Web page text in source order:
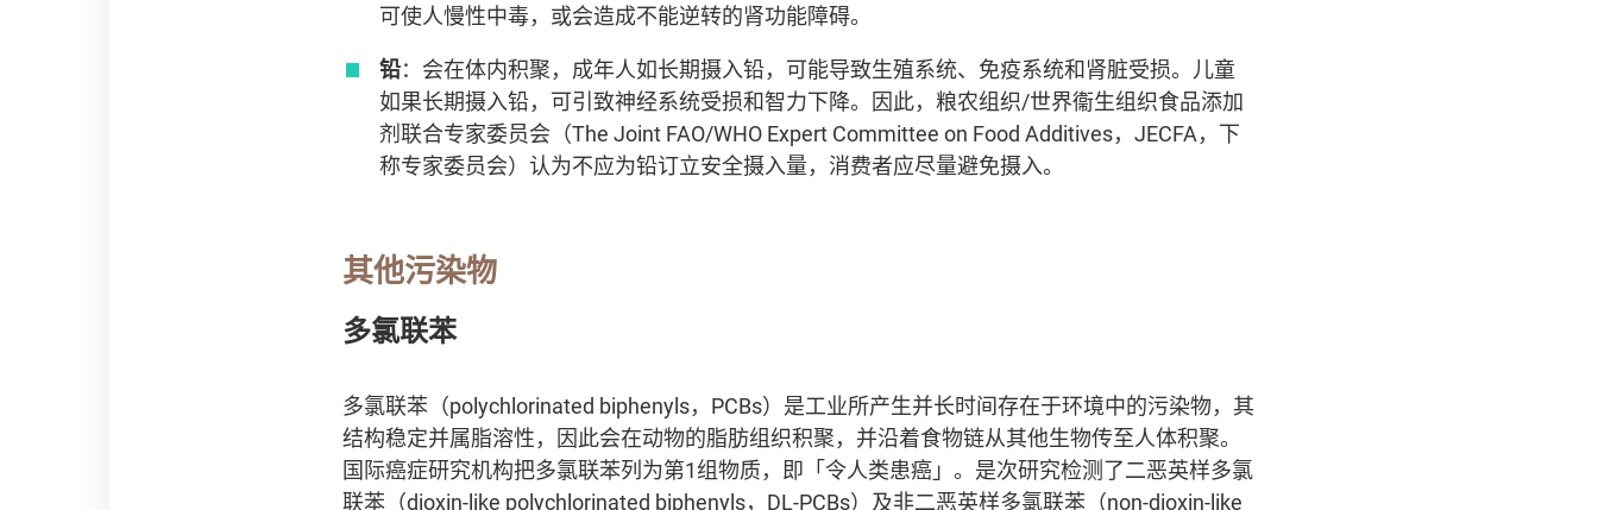
可使人慢性中毒，或会造成不能逆转的肾功能障碍。
铅：会在体内积聚，成年人如长期摄入铅，可能导致生殖系统、免疫系统和肾脏受损。儿童
如果长期摄入铅，可引致神经系统受损和智力下降。因此，粮农组织/世界衞生组织食品添加
剂联合专家委员会（The Joint FAO/WHO Expert Committee on Food Additives，JECFA，下
称专家委员会）认为不应为铅订立安全摄入量，消费者应尽量避免摄入。
其他污染物
多氯联苯
多氯联苯（polychlorinated biphenyls，PCBs）是工业所产生并长时间存在于环境中的污染物，其
结构稳定并属脂溶性，因此会在动物的脂肪组织积聚，并沿着食物链从其他生物传至人体积聚。
国际癌症研究机构把多氯联苯列为第1组物质，即「令人类患癌」。是次研究检测了二恶英样多氯
联苯（dioxin-like polychlorinated biphenyls，DL-PCBs）及非二恶英样多氯联苯（non-dioxin-like